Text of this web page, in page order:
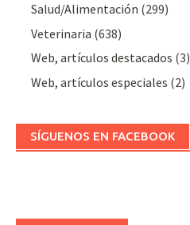
Salud/Alimentación (299)
Veterinaria (638)
Web, artículos destacados (3)
Web, artículos especiales (2)
SÍGUENOS EN FACEBOOK